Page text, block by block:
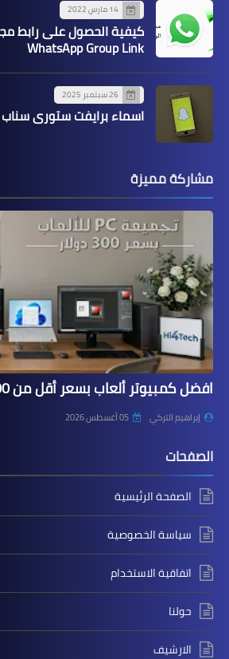
14 مارس 2022
كيفية الحصول على رابط
WhatsApp Group Link
26 سبتمبر 2025
اسماء برايفت ستوري سناب
مشاركة مميزة
افضل كمبيوتر ألعاب بسعر أقل من 300 دولار في 2026
إبراهيم التركي 05 أغسطس 2026
الصفحات
الصفحة الرئيسية
سياسة الخصوصية
اتفاقية الاستخدام
حولنا
الارشيف